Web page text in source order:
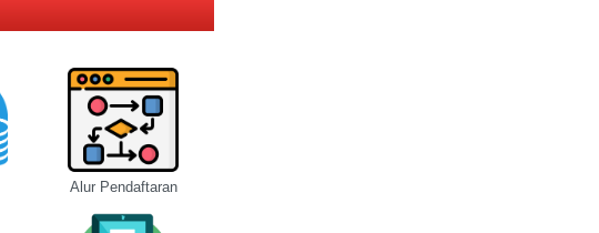
Alur Pendaftaran